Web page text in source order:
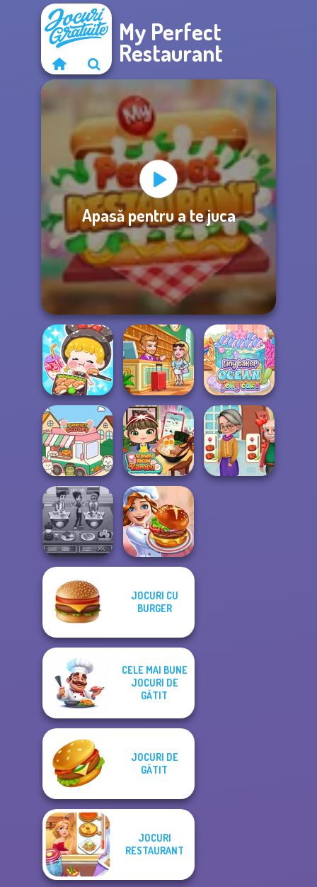
My Perfect
Restaurant
Apasă pentru a te juca
ASMR Girl:
Livestream
Mukbang
Hotel Fever
Tycoon
Tiny Baker Ocean
Jelly Cake
Purr-fect Scoops
Grandma Recipe
Ramen
Cooking Cafe
Food Chef
JOCURI CU
BURGER
CELE MAI BUNE
JOCURI DE
GĂTIT
JOCURI DE
GĂTIT
JOCURI
RESTAURANT